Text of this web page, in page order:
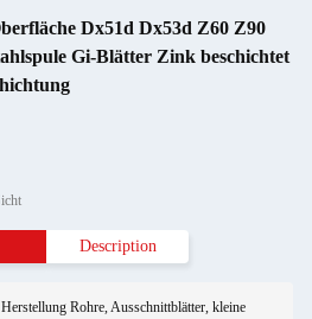
Dx51d Dx53d Z60 Z90
Gi-Blätter Zink beschichtet
Description
Herstellung Rohre, Ausschnittblätter, kleine